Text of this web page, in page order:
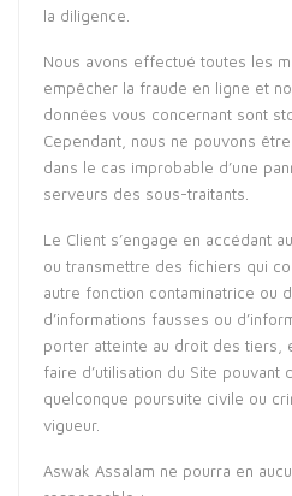
la diligence.
Nous avons effectué toutes les
empêcher la fraude en ligne et
données vous concernant sont
Cependant, nous ne pouvons
dans le cas improbable d’une
serveurs des sous-traitants.
Le Client s’engage en accédant
ou transmettre des fichiers qui
autre fonction contaminatrice ou
d’informations fausses ou
porter atteinte au droit des tiers,
faire d’utilisation du Site pouvant
quelconque poursuite civile ou
vigueur.
Aswak Assalam ne pourra en